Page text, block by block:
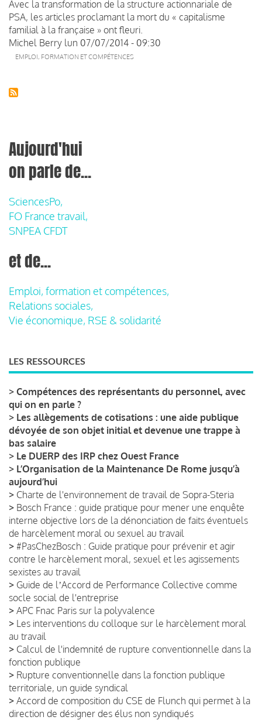
Avec la transformation de la structure actionnariale de
PSA, les articles proclamant la mort du « capitalisme
familial à la française » ont fleuri.
Michel Berry lun 07/07/2014 - 09:30
EMPLOI, FORMATION ET COMPÉTENCES
Aujourd'hui
on parle de...
SciencesPo,
FO France travail,
SNPEA CFDT
et de...
Emploi, formation et compétences,
Relations sociales,
Vie économique, RSE & solidarité
LES RESSOURCES
> Compétences des représentants du personnel, avec
qui on en parle ?
> Les allègements de cotisations : une aide publique
dévoyée de son objet initial et devenue une trappe à
bas salaire
> Le DUERP des IRP chez Ouest France
> L’Organisation de la Maintenance De Rome jusqu’à
aujourd’hui
> Charte de l'environnement de travail de Sopra-Steria
> Bosch France : guide pratique pour mener une enquête
interne objective lors de la dénonciation de faits éventuels
de harcèlement moral ou sexuel au travail
> #PasChezBosch : Guide pratique pour prévenir et agir
contre le harcèlement moral, sexuel et les agissements
sexistes au travail
> Guide de lʼAccord de Performance Collective comme
socle social de l'entreprise
> APC Fnac Paris sur la polyvalence
> Les interventions du colloque sur le harcèlement moral
au travail
> Calcul de l'indemnité de rupture conventionnelle dans la
fonction publique
> Rupture conventionnelle dans la fonction publique
territoriale, un guide syndical
> Accord de composition du CSE de Flunch qui permet à la
direction de désigner des élus non syndiqués